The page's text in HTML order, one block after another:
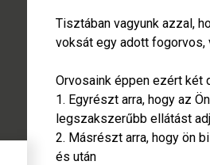
Tisztában vagyunk azzal,
voksát egy adott
Orvosaink éppen ezért két
1. Egyrészt arra, hogy az
legszakszerűbb ellátást
2. Másrészt arra, hogy ön
és után